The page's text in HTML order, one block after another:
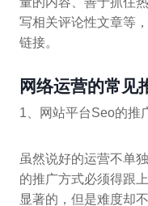
写相关评论性文章等
链接。
网络运营的常见
1、网站平台Seo的推
虽然说好的运营不单
的推广方式必须得跟
显著的，但是难度却